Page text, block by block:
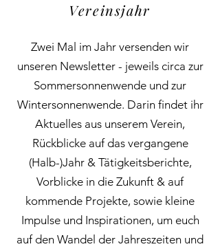
Vereinsjahr
Zwei Mal im Jahr versenden wir
unseren Newsletter - jeweils circa zur
Sommersonnenwende und zur
Wintersonnenwende. Darin findet ihr
Aktuelles aus unserem Verein,
Rückblicke auf das vergangene
(Halb-)Jahr & Tätigkeitsberichte,
Vorblicke in die Zukunft & auf
kommende Projekte, sowie kleine
Impulse und Inspirationen, um euch
auf den Wandel der Jahreszeiten und